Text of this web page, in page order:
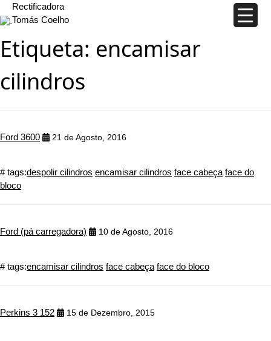
Rectificadora
Tomás Coelho
Etiqueta: encamisar
cilindros
Ford 3600 21 de Agosto, 2016
# tags:despolir cilindros encamisar cilindros face cabeça face do
bloco
Ford (pá carregadora) 10 de Agosto, 2016
# tags:encamisar cilindros face cabeça face do bloco
Perkins 3 152 15 de Dezembro, 2015